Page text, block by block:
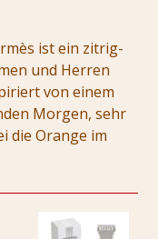
ist ein zitrig-
und Herren
von einem
Morgen, sehr
die Orange im